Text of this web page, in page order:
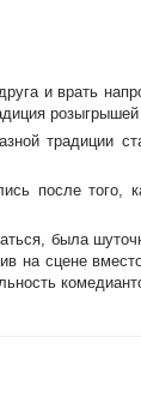
и врать
традиции
после того,
была
на сцене